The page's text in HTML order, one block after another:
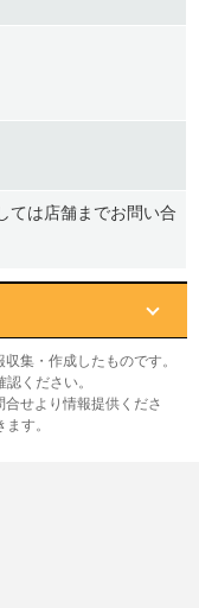
ては店舗までお問い合
集・作成したものです。
ください。
せより情報提供くださ
す。